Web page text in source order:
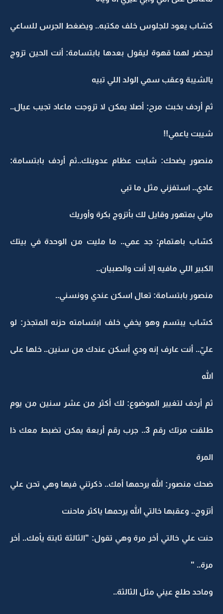
كسّاب يعود للجلوس خلف مكتبه.. ويضغط الجرس للساعي
ليحضر لهما قهوة ليقول بعدها بابتسامة: أنت الحين تزوج
يالشيبة وعقب سمي الولد اللي تبيه
ثم أردف بخبث مرح: أصلا يمكن لا تزوجت ماعاد تجيب عيال..
شيبت ياعمي!!
منصور يضحك: شابت عظام عدوينك..ثم أردف بابتسامة:
عادي.. استفزني مثل ما تبي
ماني بمتهور وقايل لك بأتزوج بكرة وأوريك
كسّاب باهتمام: جد عمي.. ما مليت من الوحدة في بيتك
الكبير اللي مافيه إلا أنت والصبيان..
منصور بابتسامة: تعال اسكن عندي وونسني..
كسّاب يبتسم وهو يخفي خلف ابتسامته حزنه المتجذر: لو
عليّ.. أنت عارف إنه ودي أسكن عندك من سنين.. خلها على
الله
ثم أردف لتغيير الموضوع: لك أكثر من عشر سنين من يوم
طلقت مرتك رقم 3.. جرب رقم أربعة يمكن تضبط معك ذا
المرة
ضحك منصور: الله يرحمها أمك.. ذكرتني فيها وهي تحن علي
أتزوج.. وعقبها خالتي الله يرحمها ياكثر ماحنت
حنت علي خالتي أخر مرة وهي تقول: "الثالثة ثابتة يأمك.. أخر
مرة.. "
وماحد طلع عيني مثل الثالثة..